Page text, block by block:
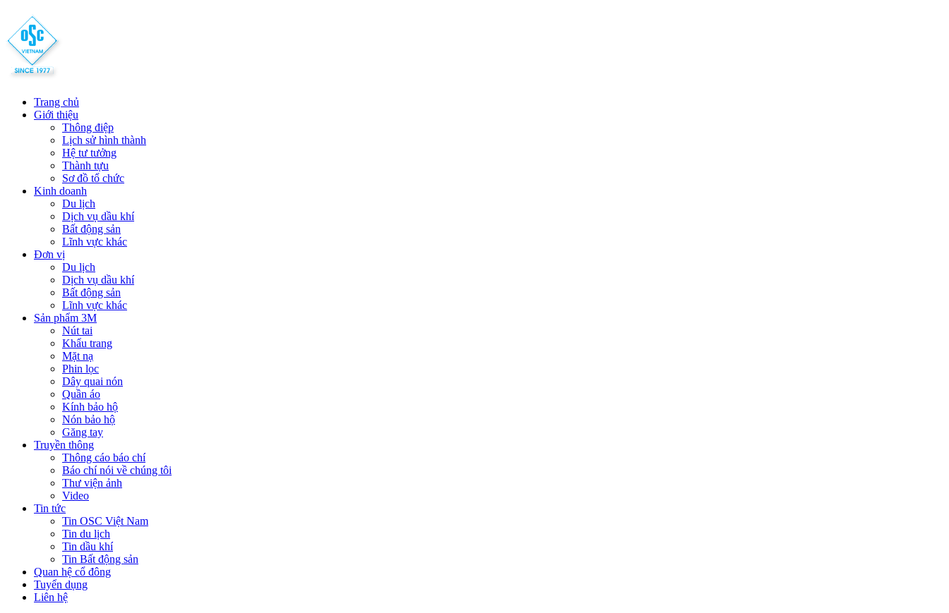
Trang chủ
Giới thiệu
Thông điệp
Lịch sử hình thành
Hệ tư tưởng
Thành tựu
Sơ đồ tổ chức
Kinh doanh
Du lịch
Dịch vụ dầu khí
Bất động sản
Lĩnh vực khác
Đơn vị
Du lịch
Dịch vụ dầu khí
Bất động sản
Lĩnh vực khác
Sản phẩm 3M
Nút tai
Khẩu trang
Mặt nạ
Phin lọc
Dây quai nón
Quần áo
Kính bảo hộ
Nón bảo hộ
Găng tay
Truyền thông
Thông cáo báo chí
Báo chí nói về chúng tôi
Thư viện ảnh
Video
Tin tức
Tin OSC Việt Nam
Tin du lịch
Tin dầu khí
Tin Bất động sản
Quan hệ cổ đông
Tuyển dụng
Liên hệ